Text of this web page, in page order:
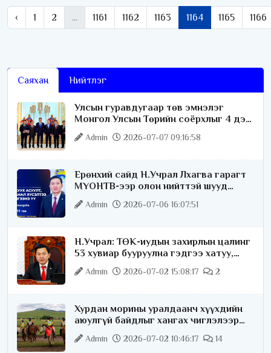
‹ 1 2 ... 1161 1162 1163 1164 1165 1166
Саяхан Нийтлэг
Улсын гуравдугаар төв эмнэлэг
Монгол Улсын Төрийн соёрхлыг 4 дэх
удаагаа хүртлээ
Admin 2026-07-07 09:16:58
Ерөнхий сайд Н.Учрал Лхагва гарагт
МҮОНТВ-ээр олон нийттэй шууд
ярилцана
Admin 2026-07-06 16:07:51
Н.Учрал: ТӨК-иудын захирлын цалинг
53 хувиар бууруулна гэдгээ хатуу,
хариуцлагатайгаар хэлье
Admin 2026-07-02 15:08:17 2
Хурдан морины уралдаанч хүүхдийн
аюулгүй байдлыг хангах чиглэлээр
ажиллаж байна
Admin 2026-07-02 10:46:17 14